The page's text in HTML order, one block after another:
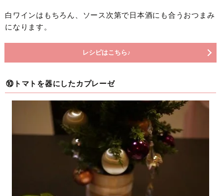
白ワインはもちろん、ソース次第で日本酒にも合うおつまみ
になります。
レシピはこちら♪
⑩トマトを器にしたカプレーゼ